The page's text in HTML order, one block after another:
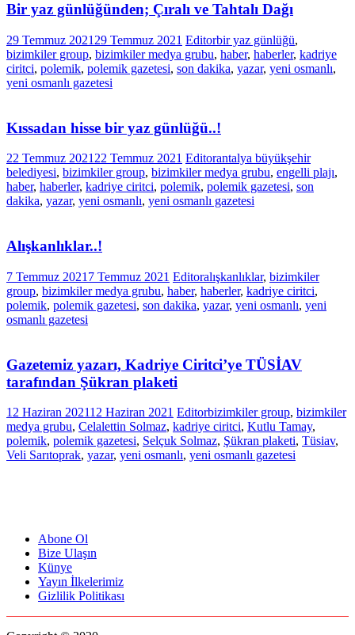
Bir yaz günlüğünden; Çıralı ve Tahtalı Dağı
29 Temmuz 2021 29 Temmuz 2021 Editorbir yaz günlüğü,
bizimkiler group, bizimkiler medya grubu, haber, haberler, kadriye
ciritci, polemik, polemik gazetesi, son dakika, yazar, yeni osmanlı,
yeni osmanlı gazetesi
Kıssadan hisse bir yaz günlüğü..!
22 Temmuz 2021 22 Temmuz 2021 Editorantalya büyükşehir
belediyesi, bizimkiler group, bizimkiler medya grubu, engelli plajı,
haber, haberler, kadriye ciritci, polemik, polemik gazetesi, son
dakika, yazar, yeni osmanlı, yeni osmanlı gazetesi
Alışkanlıklar..!
7 Temmuz 2021 7 Temmuz 2021 Editoralışkanlıklar, bizimkiler
group, bizimkiler medya grubu, haber, haberler, kadriye ciritci,
polemik, polemik gazetesi, son dakika, yazar, yeni osmanlı, yeni
osmanlı gazetesi
Gazetemiz yazarı, Kadriye Ciritci’ye TÜSİAV
tarafından Şükran plaketi
12 Haziran 202112 Haziran 2021 Editorbizimkiler group, bizimkiler
medya grubu, Celalettin Solmaz, kadriye ciritci, Kutlu Tamay,
polemik, polemik gazetesi, Selçuk Solmaz, Şükran plaketi, Tüsiav,
Veli Sarıtoprak, yazar, yeni osmanlı, yeni osmanlı gazetesi
Abone Ol
Bize Ulaşın
Künye
Yayın İlkelerimiz
Gizlilik Politikası